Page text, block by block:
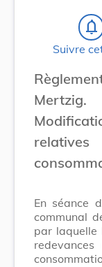
notifications_none
Suivre
Mertzig.
En séance
communal
par laquelle